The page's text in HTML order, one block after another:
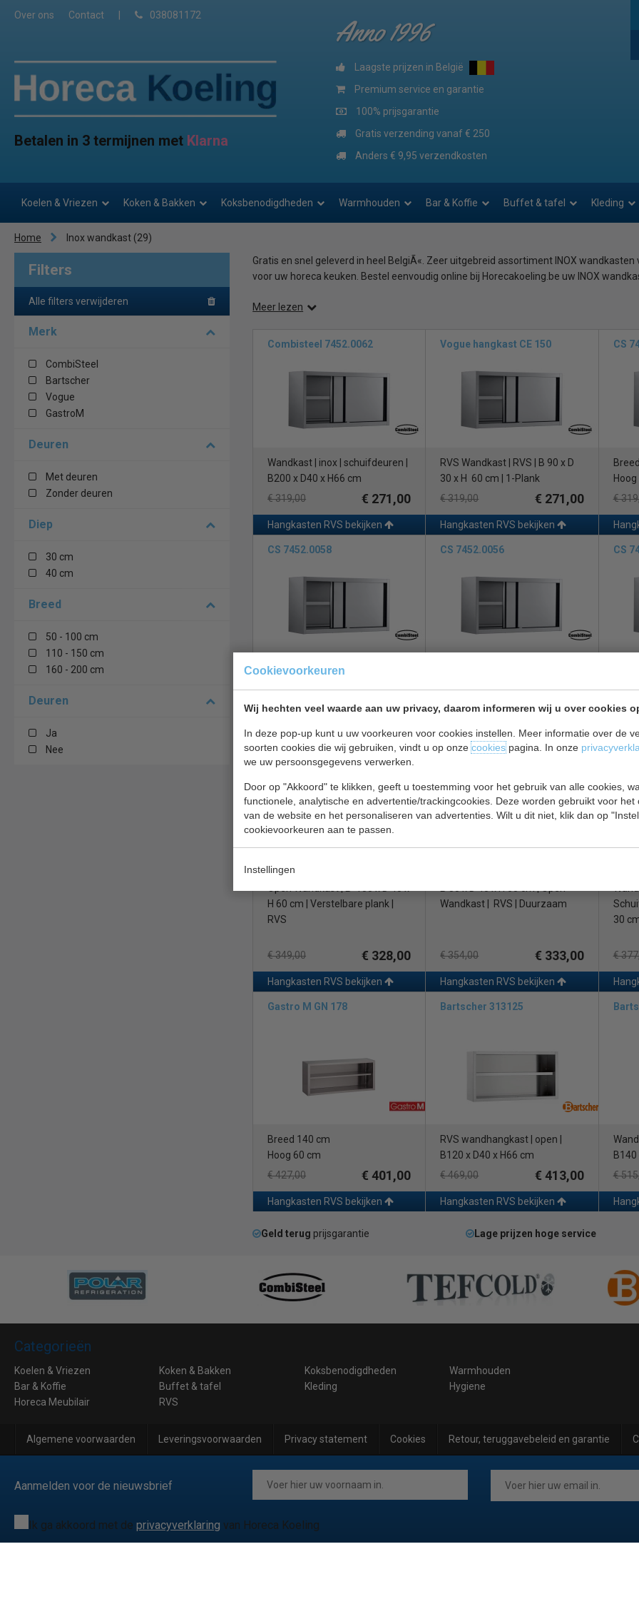
Cookievoorkeuren
Wij hechten veel waarde aan uw privacy, daarom informeren wij u over cookies
In deze pop-up kunt u uw voorkeuren voor cookies instellen. Meer informatie over de
soorten cookies die wij gebruiken, vindt u op onzecookiespagina. In onze
we uw persoonsgegevens verwerken.
Door op "Akkoord" te klikken, geeft u toestemming voor het gebruik van alle cookies,
functionele, analytische en advertentie/trackingcookies. Deze worden gebruikt voor het
van de website en het personaliseren van advertenties. Wilt u dit niet, klik dan op
cookievoorkeuren aan te passen.
Instellingen
Over ons Contact 038081172
Betalen in 3 termijnen met Klarna
Anno 1996
Laagste prijzen in België
Premium service en garantie
100% prijsgarantie
Gratis verzending vanaf € 250
Anders € 9,95 verzendkosten
Koelen & Vriezen Koken & Bakken Koksbenodigdheden Warmhouden Bar & Koffie Buffet & tafel Kleding
Home Inox wandkast (29)
Filters
Alle filters verwijderen
Merk
CombiSteel
Bartscher
Vogue
GastroM
Deuren
Met deuren
Zonder deuren
Diep
30 cm
40 cm
Breed
50 - 100 cm
110 - 150 cm
160 - 200 cm
Deuren
Ja
Nee
Gratis en snel geleverd in heel BelgiÃ«. Zeer uitgebreid assortiment INOX
voor uw horeca keuken. Bestel eenvoudig online bij Horecakoeling.be uw INOX
Meer lezen
Combisteel 7452.0062
Wandkast | inox | schuifdeuren |
B200 x D40 x H66 cm
€ 319,00
€ 271,00
Hangkasten RVS bekijken
Vogue hangkast CE 150
RVS Wandkast | RVS | B 90 x D
30 x H 60 cm | 1-Plank
€ 319,00
€ 271,00
Hangkasten RVS bekijken
CS
€
CS 7452.0058
Breed 140 cm
€ 319,00
€ 271,00
Hangkasten RVS bekijken
CS 7452.0056
€ 319,00
€ 271,00
Hangkasten RVS bekijken
CS
€
GastroM RVS hangkast
GN 176
Open Wandkast | B 100 x D 40 x
H 60 cm | Verstelbare plank |
RVS
€ 349,00 € 328,00
Hangkasten RVS bekijken
GastroM RVS hangkast
B 80 x D 40 x H 60 cm | Open
Wandkast | RVS | Duurzaam
€ 354,00 € 333,00
Hangkasten RVS bekijken
30
€
Gastro M GN 178
Breed 140 cm
Hoog 60 cm
€ 427,00
€ 401,00
Hangkasten RVS bekijken
Bartscher 313125
RVS wandhangkast | open |
B120 x D40 x H66 cm
€ 469,00
€ 413,00
Hangkasten RVS bekijken
B140
€
Geld terug prijsgarantie Lage prijzen hoge service
Categorieën
Koelen & Vriezen Koken & Bakken Koksbenodigdheden
Warmhouden
Bar & Koffie
Buffet & tafel Kleding
Hygiene
Horeca Meubilair
RVS
Algemene voorwaarden Leveringsvoorwaarden Privacy statement Cookies Retour, teruggavebeleid en garantie
Aanmelden voor de nieuwsbrief
Ik ga akkoord met de privacyverklaring van Horeca Koeling